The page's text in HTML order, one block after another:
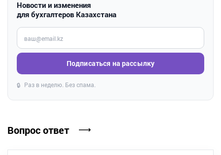
Новости и изменения
для бухгалтеров Казахстана
Введите ваш e-mail
Подписаться на рассылку
🔒 Раз в неделю. Без спама.
Вопрос ответ